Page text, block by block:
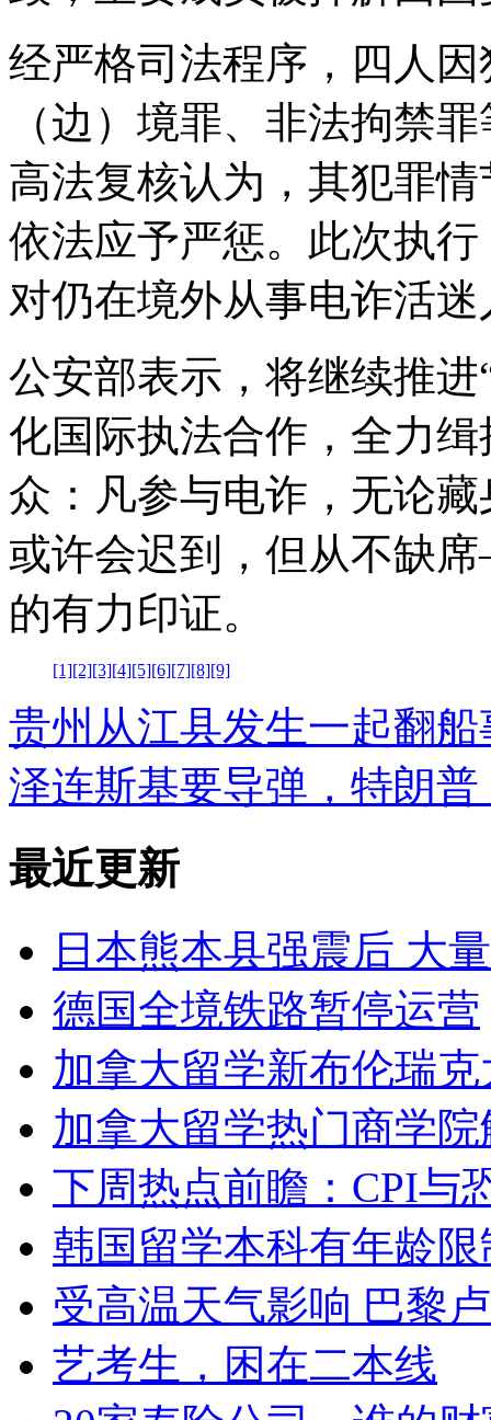
经严格司法程序，四人
（边）境罪、非法拘禁
高法复核认为，其犯罪
依法应予严惩。此次执
对仍在境外从事电诈活
公安部表示，将继续推进
化国际执法合作，全力
众：凡参与电诈，无论
或许会迟到，但从不缺
的有力印证。
[1][2][3][4][5][6][7][8][9]
贵州从江县发生一起翻
泽连斯基要导弹，特朗
最近更新
日本熊本县强震后 大
德国全境铁路暂停运营
加拿大留学新布伦瑞
加拿大留学热门商学院
下周热点前瞻：CPI与
韩国留学本科有年龄限
受高温天气影响 巴黎
艺考生，困在二本线